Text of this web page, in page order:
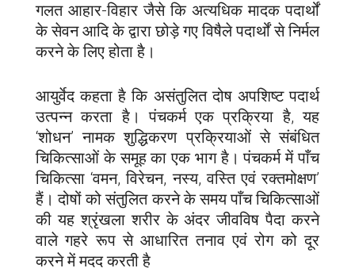
गलत आहार-विहार जैसे कि अत्यधिक मादक पदार्थों
के सेवन आदि के द्वारा छोड़े गए विषैले पदार्थों से निर्मल
करने के लिए होता है।
आयुर्वेद कहता है कि असंतुलित दोष अपशिष्ट पदार्थ
उत्पन्न करता है। पंचकर्म एक प्रक्रिया है, यह
‘शोधन’ नामक शुद्धिकरण प्रक्रियाओं से संबंधित
चिकित्साओं के समूह का एक भाग है। पंचकर्म में पाँच
चिकित्सा ‘वमन, विरेचन, नस्य, वस्ति एवं रक्तमोक्षण’
हैं। दोषों को संतुलित करने के समय पाँच चिकित्साओं
की यह श्रृंखला शरीर के अंदर जीवविष पैदा करने
वाले गहरे रूप से आधारित तनाव एवं रोग को दूर
करने में मदद करती है